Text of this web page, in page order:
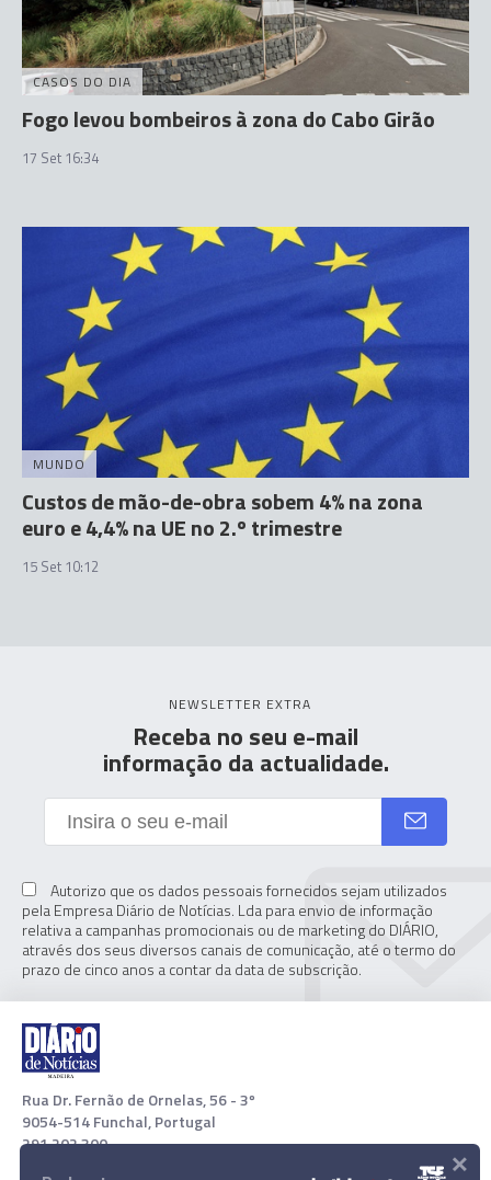
CASOS DO DIA
Fogo levou bombeiros à zona do Cabo Girão
17 Set 16:34
MUNDO
Custos de mão-de-obra sobem 4% na zona
euro e 4,4% na UE no 2.º trimestre
15 Set 10:12
NEWSLETTER EXTRA
Receba no seu e-mail
informação da actualidade.
Autorizo que os dados pessoais fornecidos sejam utilizados
pela Empresa Diário de Notícias. Lda para envio de informação
relativa a campanhas promocionais ou de marketing do DIÁRIO,
através dos seus diversos canais de comunicação, até o termo do
prazo de cinco anos a contar da data de subscrição.
Rua Dr. Fernão de Ornelas, 56 - 3º
9054-514 Funchal, Portugal
291 202 300
×